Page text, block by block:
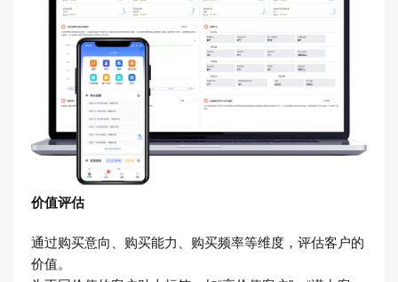
价值评估
通过购买意向、购买能力、购买频率等维度，评估客户的
价值。